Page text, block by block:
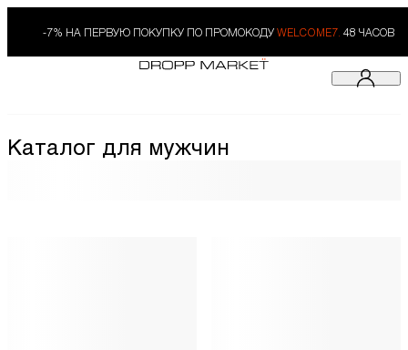
-7% НА ПЕРВУЮ ПОКУПКУ ПО ПРОМОКОДУ WELCOME7. 48 ЧАСОВ
Каталог для мужчин